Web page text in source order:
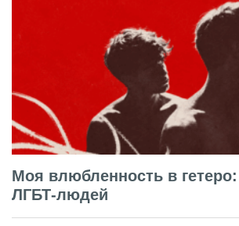
Моя влюбленность в
ЛГБТ-людей